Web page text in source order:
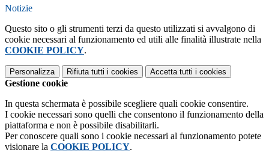
Notizie
Questo sito o gli strumenti terzi da questo utilizzati si avvalgono di
cookie necessari al funzionamento ed utili alle finalità illustrate nella
COOKIE POLICY.
Personalizza Rifiuta tutti i cookies Accetta tutti i cookies
Gestione cookie
In questa schermata è possibile scegliere quali cookie consentire.
I cookie necessari sono quelli che consentono il funzionamento della
piattaforma e non è possibile disabilitarli.
Per conoscere quali sono i cookie necessari al funzionamento potete
visionare la COOKIE POLICY.